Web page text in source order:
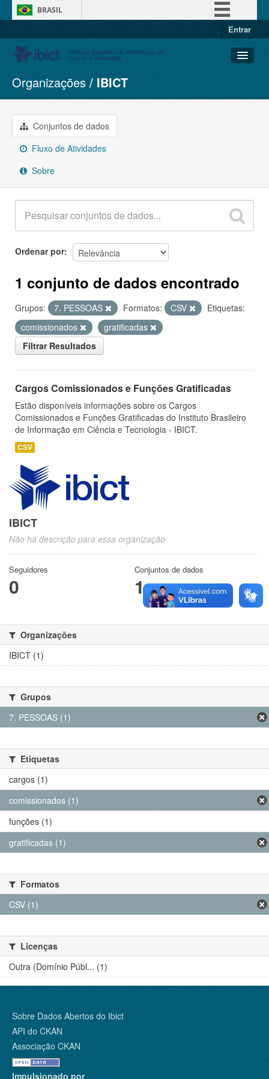
BRASIL
Entrar
Conjuntos de dados
Organizações
Grupos
Sobre
Organizações IBICT
Conjuntos de dados
Fluxo de Atividades
Sobre
Ordenar por
1 conjunto de dados encontrado
Grupos: 7. PESSOAS Formatos: CSV
Etiquetas:
comissionados
gratificadas
Filtrar Resultados
Cargos Comissionados e Funções Gratificadas
Estão disponíveis informações sobre os Cargos
Comissionados e Funções Gratificadas do Instituto Brasileiro
de Informação em Ciência e Tecnologia - IBICT.
CSV
IBICT
Não há descrição para essa organização
Seguidores
0
Conjuntos de dados
1
Organizações
IBICT (1)
Grupos
7. PESSOAS (1)
Etiquetas
cargos (1)
comissionados (1)
funções (1)
gratificadas (1)
Formatos
CSV (1)
Licenças
Outra (Domínio Públ... (1)
Sobre Dados Abertos do Ibict
API do CKAN
Associação CKAN
Impulsionado por